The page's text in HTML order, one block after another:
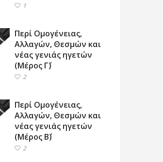
1
Περί Ομογένειας,
Αλλαγών, Θεσμών και
νέας γενιάς ηγετών
(Μέρος Γ΄)
2
Περί Ομογένειας,
Αλλαγών, Θεσμών και
νέας γενιάς ηγετών
(Μέρος Β΄)
2